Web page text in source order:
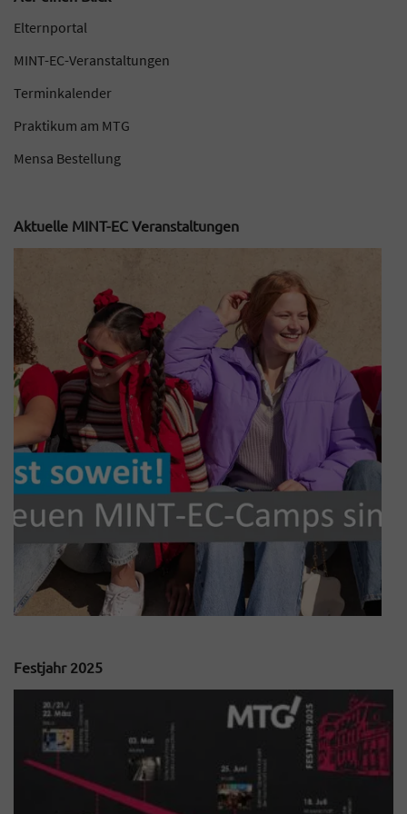
Elternportal
MINT-EC-Veranstaltungen
Terminkalender
Praktikum am MTG
Mensa Bestellung
Aktuelle MINT-EC Veranstaltungen
Festjahr 2025